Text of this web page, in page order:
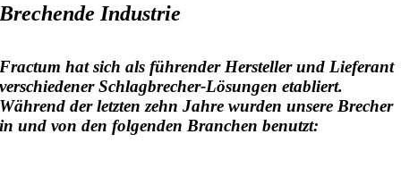
Brechende Industrie
Fractum hat sich als führender Hersteller und Lieferant
verschiedener Schlagbrecher-Lösungen etabliert.
Während der letzten zehn Jahre wurden unsere Brecher
in und von den folgenden Branchen benutzt: